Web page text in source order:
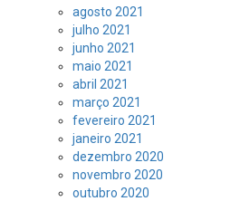
agosto 2021
julho 2021
junho 2021
maio 2021
abril 2021
março 2021
fevereiro 2021
janeiro 2021
dezembro 2020
novembro 2020
outubro 2020